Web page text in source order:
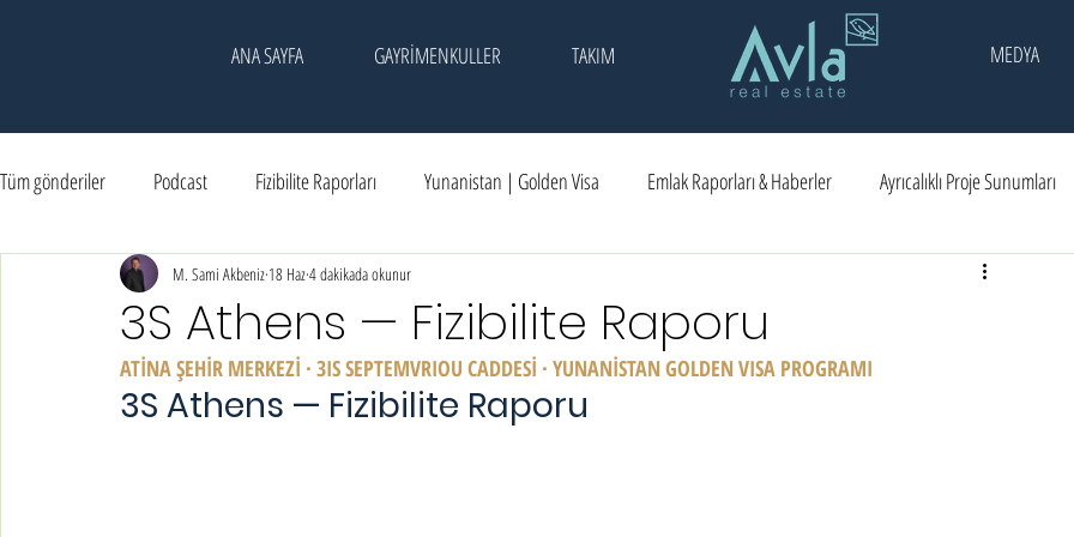
ANA SAYFA GAYRİMENKULLER TAKIM MEDYA
Tüm gönderiler Podcast Fizibilite Raporları Yunanistan | Golden Visa Emlak Raporları & Haberler Ayrıcalıklı Proje Sunumları
Kadıköy | Kesişim Noktası Dubai | Yatırım
3S Athens — Fizibilite Raporu
M. Sami Akbeniz 18 Haz4 dakikada okunur
ATİNA ŞEHİR MERKEZİ · 3IS SEPTEMVRIOU CADDESİ · YUNANİSTAN GOLDEN VISA PROGRAMI
3S Athens — Fizibilite Raporu